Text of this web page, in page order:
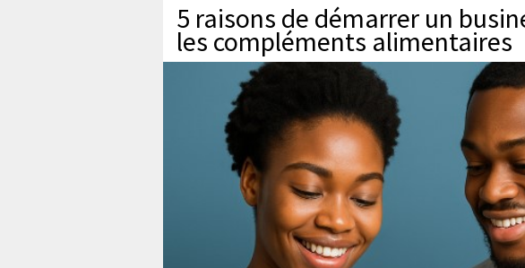
5 raisons de démarrer un
les compléments alimentaires